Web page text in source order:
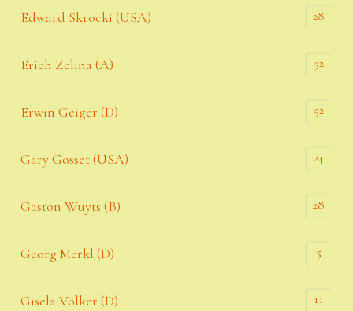
Edward Skrocki (USA) 28
Erich Zelina (A) 52
Erwin Geiger (D) 52
Gary Gosset (USA) 24
Gaston Wuyts (B) 28
Georg Merkl (D) 5
Gisela Völker (D) 11